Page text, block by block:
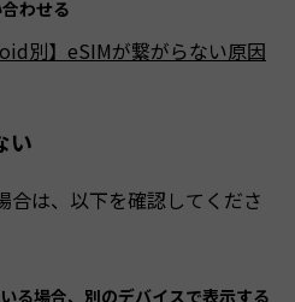
わせる
別】eSIMが繋がらない原因
い
合は、以下を確認してくださ
る場合、別のデバイスで表示する